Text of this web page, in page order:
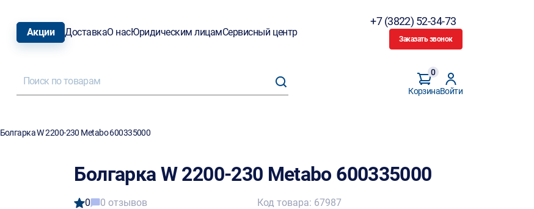
Акции ДоставкаО насЮридическим лицамСервисный центр
+7 (3822) 52-34-73
Заказать звонок
Корзина
0
Войти
Болгарка W 2200-230 Metabo 600335000
Болгарка W 2200-230 Metabo 600335000
0 0 отзывов Код товара: 67987